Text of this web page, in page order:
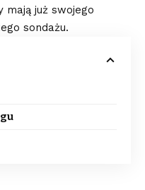
mają już swojego
sondażu.